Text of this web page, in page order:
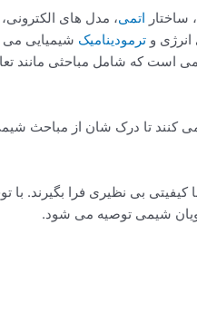
اتمی، مدل های
انرژی و ترمودینامیک شیمیایی
که شامل مباحثی مانند
تا درک شان از مباحث
بی نظیری فرا بگیرند. با
شیمی توصیه می شود.